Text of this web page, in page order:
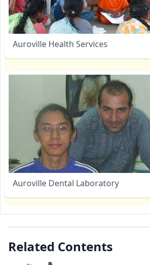
Auroville Health Services
Auroville Dental Laboratory
Related Contents